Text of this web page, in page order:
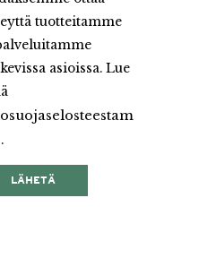
tuotteitamme
asioissa. Lue
.